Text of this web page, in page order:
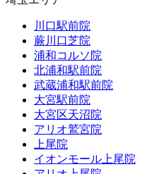
川口駅前院
蕨川口芝院
浦和コルソ院
北浦和駅前院
武蔵浦和駅前院
大宮駅前院
大宮区天沼院
アリオ鷲宮院
上尾院
イオンモール上尾院